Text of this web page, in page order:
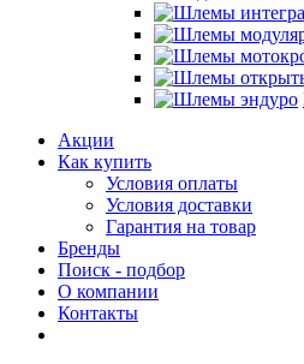
Акции
Как купить
Условия оплаты
Условия доставки
Гарантия на товар
Бренды
Поиск - подбор
О компании
Контакты